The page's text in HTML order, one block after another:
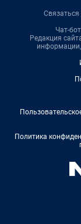
Чат-
Редакция
Политика